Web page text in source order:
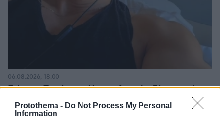
Protothema - Do Not Process My Personal
Information
Γιώργος Παράσχος: Χαμογελαστός, δίνει τη μάχη
του με τον καρκίνο, μπήκε στο νοσοκομείο για νέα
θεραπεία
06.08.2026, 18:00